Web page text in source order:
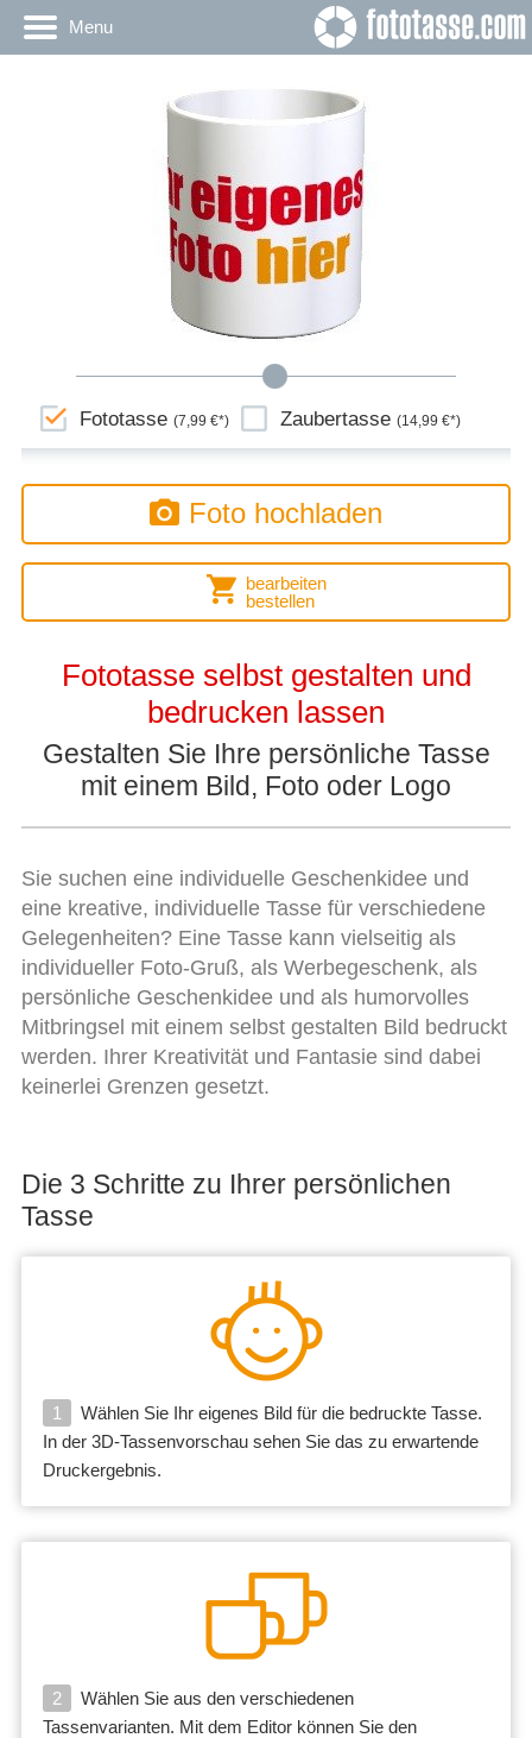
Menu
Fototasse(7,99 €*) Zaubertasse(14,99 €*)
Foto hochladen
bearbeiten
bestellen
Fototasse selbst gestalten und
bedrucken lassen
Gestalten Sie Ihre persönliche Tasse
mit einem Bild, Foto oder Logo
Sie suchen eine individuelle Geschenkidee und
eine kreative, individuelle Tasse für verschiedene
Gelegenheiten? Eine Tasse kann vielseitig als
individueller Foto-Gruß, als Werbegeschenk, als
persönliche Geschenkidee und als humorvolles
Mitbringsel mit einem selbst gestalten Bild bedruckt
werden. Ihrer Kreativität und Fantasie sind dabei
keinerlei Grenzen gesetzt.
Die 3 Schritte zu Ihrer persönlichen
Tasse
1
Wählen Sie Ihr eigenes Bild für die bedruckte Tasse.
In der 3D-Tassenvorschau sehen Sie das zu erwartende
Druckergebnis.
2
Wählen Sie aus den verschiedenen
Tassenvarianten. Mit dem Editor können Sie den